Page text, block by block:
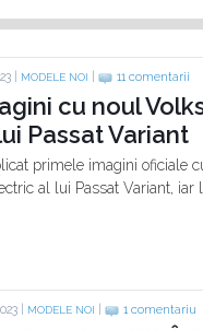
| MODELE NOI 11 comentarii
cu noul
Passat Variant
primele imagini oficiale
al lui Passat Variant, iar
| MODELE NOI 1 comentariu